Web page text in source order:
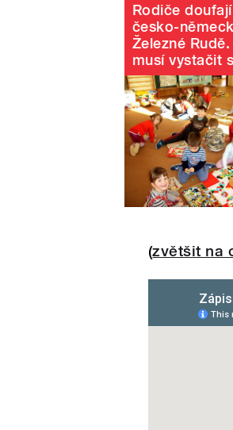
Rodiče
česko-
Železné
musí vystačit
(zvětšit na